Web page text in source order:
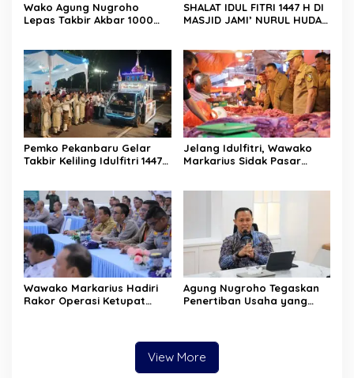
Wako Agung Nugroho
Lepas Takbir Akbar 1000
Meriah
SHALAT IDUL FITRI 1447 H DI
MASJID JAMI’ NURUL HUDA
Pemko Pekanbaru Gelar
Takbir Keliling Idulfitri 1447
Pawai Obor dan Mobil Hias
Jelang Idulfitri, Wawako
Markarius Sidak Pasar
Wawako Markarius Hadiri
Rakor Operasi Ketupat
Langkah Pengamanan
Agung Nugroho Tegaskan
Penertiban Usaha yang
Hiburan Malam Terancam
Ditutup
View More